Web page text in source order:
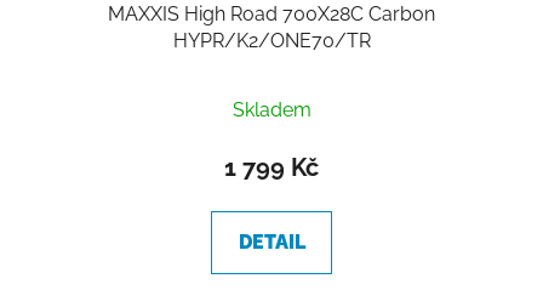
MAXXIS High Road 700X28C Carbon
HYPR/K2/ONE70/TR
Skladem
1 799 Kč
DETAIL